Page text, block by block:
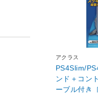
アクラス
PS4Slim/
ンド＋コン
ーブル付き